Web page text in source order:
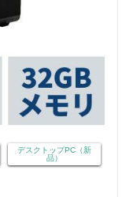
デスクトップPC（新
品）